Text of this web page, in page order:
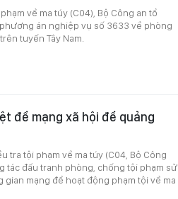
về ma túy (C04), Bộ Công an tổ
án nghiệp vụ số 3633 về phòng
tuyến Tây Nam.
để mạng xã hội để quảng
tra tội phạm về ma túy (C04, Bộ Công
tác đấu tranh phòng, chống tội phạm sử
mạng để hoạt động phạm tội về ma